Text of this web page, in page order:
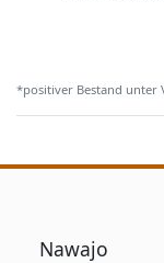
*positiver Bestand unter
Nawajo